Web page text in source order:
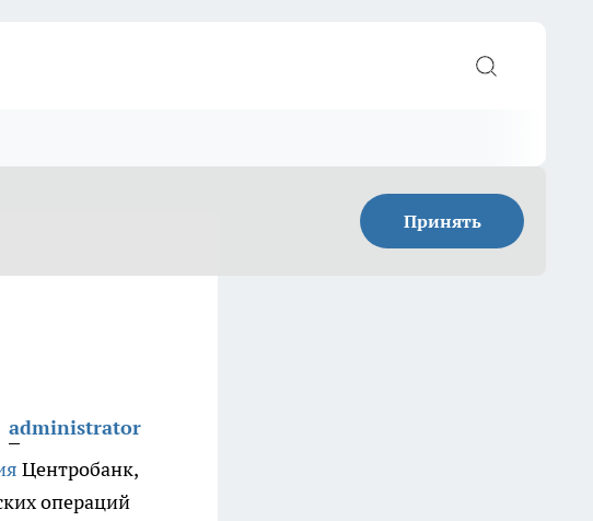
Принять
administrator
Центробанк,
операций